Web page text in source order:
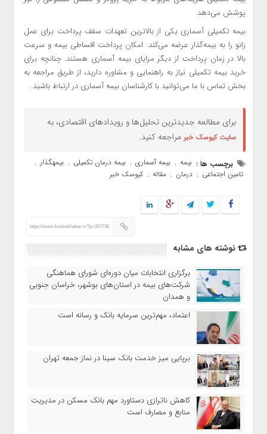
پوشش می‌دهد.
بیمه تکمیلی آسماری یکی از بالاترین تعهدات سقف پرداخت برای عمل
زانو را به بیمه‌گذار عرضه می‌کند. امکان پرداخت اقساطی بیمه و سرعت
بالا در زمان پرداخت از دیگر مزایای بیمه آسماری هستند. چنانچه برای
خرید بیمه تکمیلی نیاز به راهنمایی و مشاوره دارید،‌ از طریق مراجعه به
بخش تماس با ما می‌توانید با کارشناسان بیمه آسماری در ارتباط باشید.
برای مطالعه جدیدترین تحلیل‌ها و رویدادهای اقتصادی، به
سایت کیوسک خبر مراجعه کنید.
برچسب ها : بیمه , بیمه آسماری , بیمه درمان تکمیلی , بیمهگذار ,
تامین اجتماعی , درمان , مقاله , کیوسک خبر
https://www.kioskekhabar.ir/?p=207736
نوشته های مشابه
برگزاری انتخابات میان دوره‌ای شورای هماهنگی
شرکت‌های بیمه در استان‌های بوشهر، خراسان جنوبی
و همدان
اعتماد، مهم‌ترین سرمایه بانک و رسانه است
برپایی میز خدمت بانک سینا در نماز جمعه تهران
کاهش ناترازی دستاورد مهم بانک مسکن در مدیریت
منابع و مصارف است